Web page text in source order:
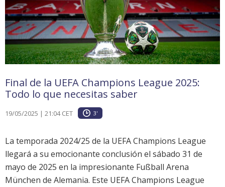
Final de la UEFA Champions League 2025:
Todo lo que necesitas saber
19/05/2025 | 21:04 CET 3'
La temporada 2024/25 de la UEFA Champions League
llegará a su emocionante conclusión el sábado 31 de
mayo de 2025 en la impresionante Fußball Arena
München de Alemania. Este UEFA Champions League